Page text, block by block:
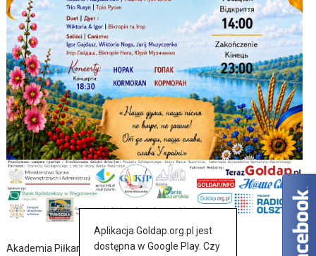
Akademia Piłkarska nie próżnuje
Aplikacja Goldap.org.pl jest
dostępna w Google Play. Czy